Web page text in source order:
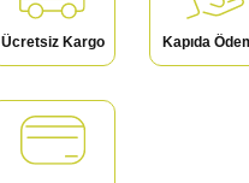
Ücretsiz Kargo Kapıda